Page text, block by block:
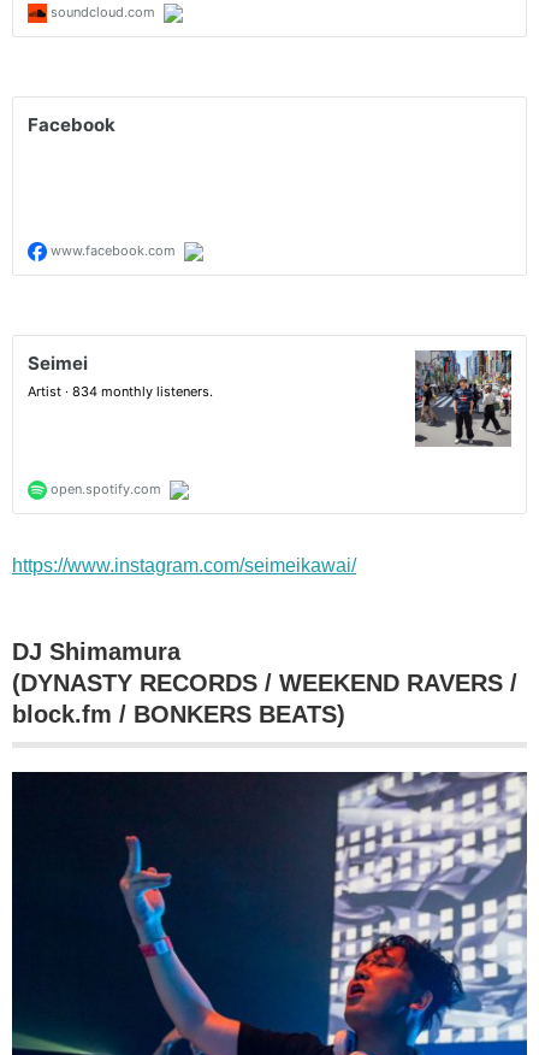
https://www.instagram.com/seimeikawai/
DJ Shimamura
(DYNASTY RECORDS / WEEKEND RAVERS /
block.fm / BONKERS BEATS)